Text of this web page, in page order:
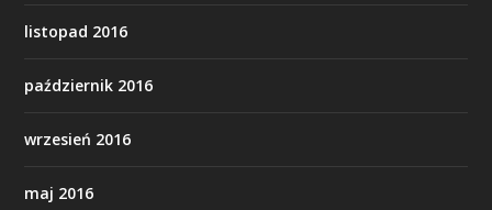
listopad 2016
październik 2016
wrzesień 2016
maj 2016